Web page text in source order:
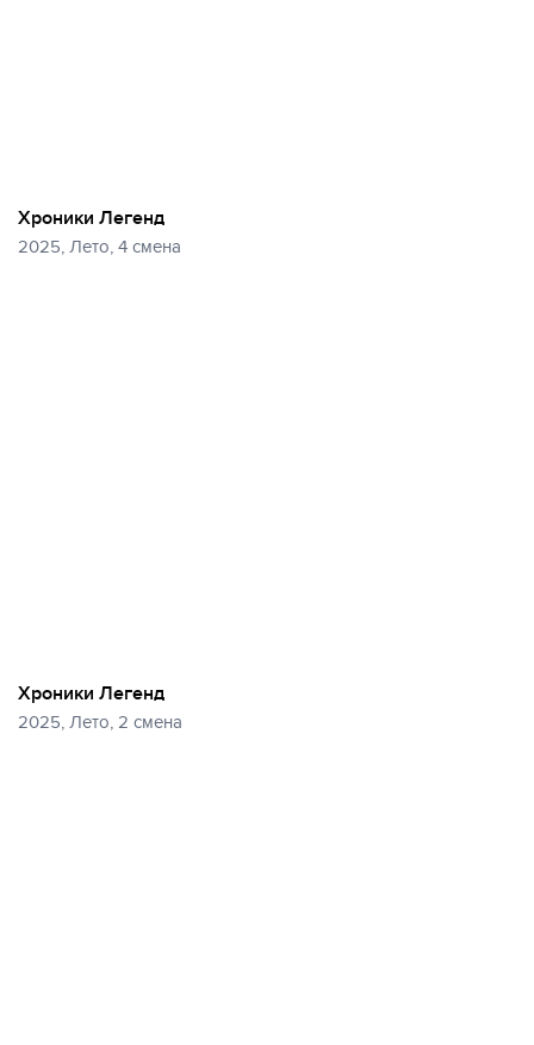
Хроники Легенд
2025, Лето, 4 смена
Хроники Легенд
2025, Лето, 2 смена